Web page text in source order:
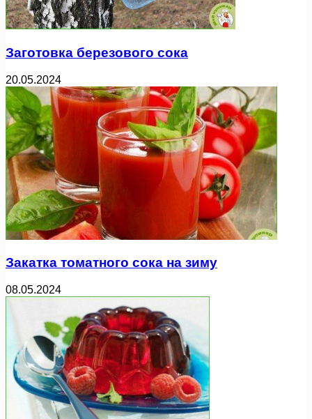
Заготовка березового сока
20.05.2024
Закатка томатного сока на зиму
08.05.2024